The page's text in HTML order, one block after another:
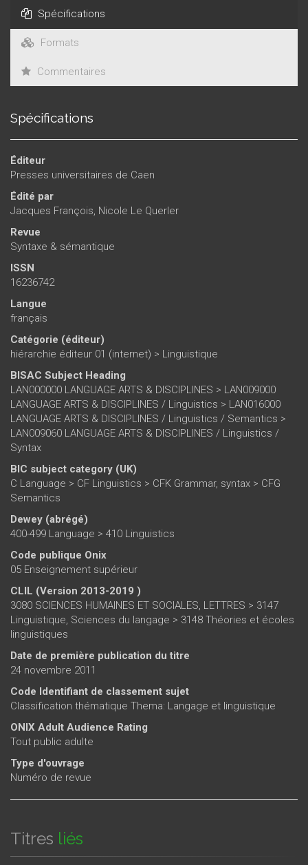
Spécifications
Formats
Commentaires
Spécifications
Éditeur
Presses universitaires de Caen
Édité par
Jacques François Nicole Le Querler
Revue
Syntaxe & sémantique
ISSN
16236742
Langue
français
Catégorie (éditeur)
hiérarchie éditeur 01 (internet) > Linguistique
BISAC Subject Heading
LAN000000 LANGUAGE ARTS & DISCIPLINES > LAN009000
LANGUAGE ARTS & DISCIPLINES / Linguistics > LAN016000
LANGUAGE ARTS & DISCIPLINES / Linguistics / Semantics >
LAN009060 LANGUAGE ARTS & DISCIPLINES / Linguistics /
Syntax
BIC subject category (UK)
C Language > CF Linguistics > CFK Grammar, syntax > CFG
Semantics
Dewey (abrégé)
400-499 Language > 410 Linguistics
Code publique Onix
05 Enseignement supérieur
CLIL (Version 2013-2019 )
3080 SCIENCES HUMAINES ET SOCIALES, LETTRES > 3147
Linguistique, Sciences du langage > 3148 Théories et écoles
linguistiques
Date de première publication du titre
24 novembre 2011
Code Identifiant de classement sujet
Classification thématique Thema: Langage et linguistique
ONIX Adult Audience Rating
Tout public adulte
Type d'ouvrage
Numéro de revue
Titres liés